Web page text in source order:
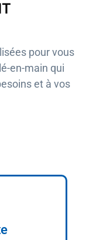
pour vous
en-main qui
et à vos